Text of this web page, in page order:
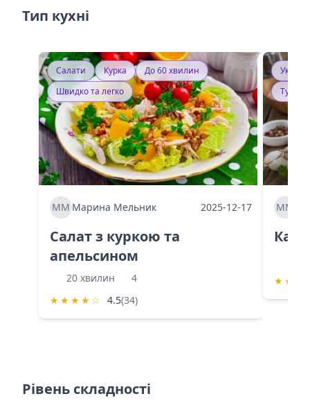
Тип кухні
Салати Курка
До 60 хвилин
Швидко та легко
ММ Марина Мельник 2025-12-17
Салат з куркою та
апельсином
20 хвилин
4
★ ★ ★ ★ ☆ 4.5(34)
ММ
★ ★
Рівень складності